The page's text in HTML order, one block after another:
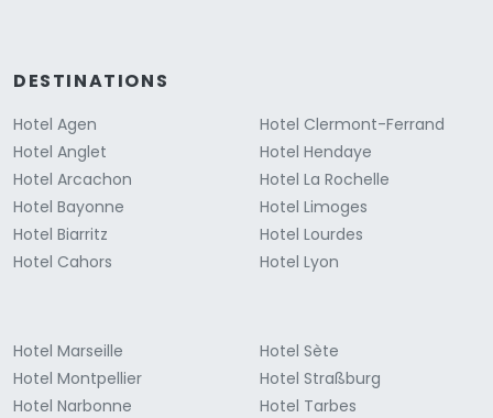
DESTINATIONS
Hotel Agen
Hotel Anglet
Hotel Arcachon
Hotel Bayonne
Hotel Biarritz
Hotel Cahors
Hotel Clermont-Ferrand
Hotel Hendaye
Hotel La Rochelle
Hotel Limoges
Hotel Lourdes
Hotel Lyon
Hotel Marseille
Hotel Montpellier
Hotel Narbonne
Hotel Sète
Hotel Straßburg
Hotel Tarbes